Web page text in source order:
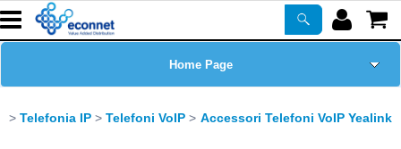
Home Page
Telefonia IP Telefoni VoIP Accessori Telefoni VoIP Yealink